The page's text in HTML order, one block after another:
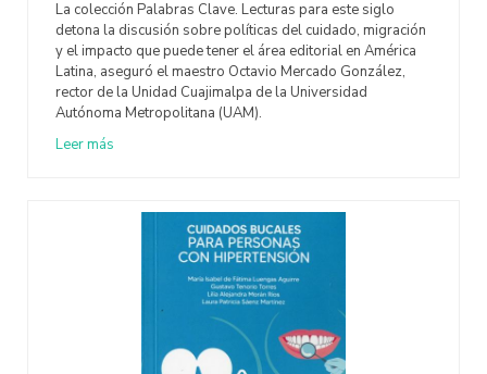
La colección Palabras Clave. Lecturas para este siglo
detona la discusión sobre políticas del cuidado, migración
y el impacto que puede tener el área editorial en América
Latina, aseguró el maestro Octavio Mercado González,
rector de la Unidad Cuajimalpa de la Universidad
Autónoma Metropolitana (UAM).
Leer más